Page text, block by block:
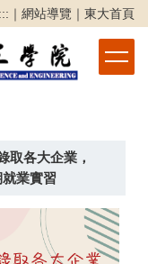
::: ｜ 網站導覽 ｜ 東大首頁
取各大企業，
業實習